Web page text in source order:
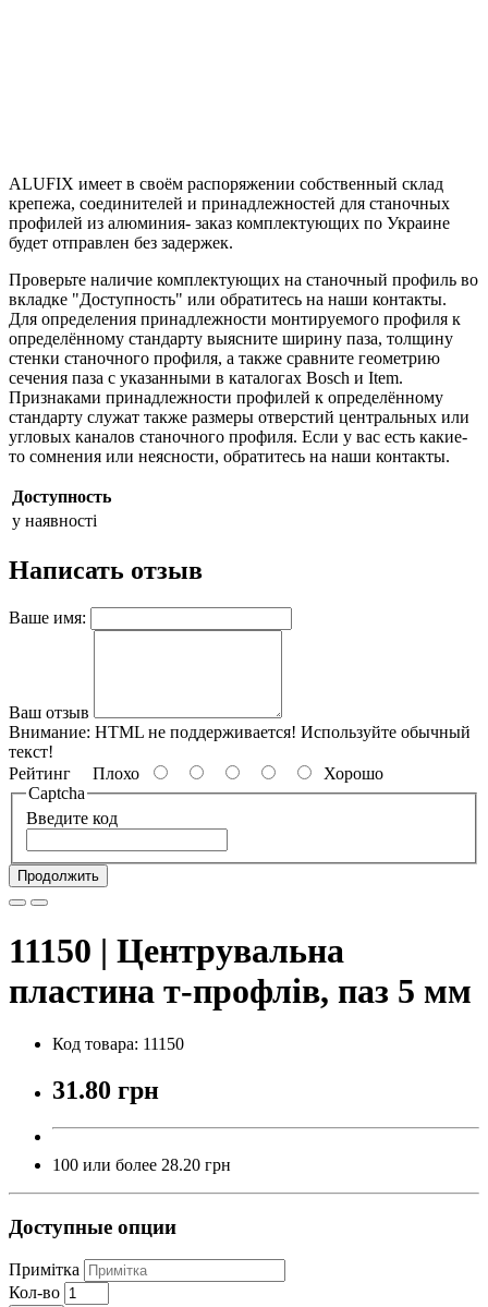
ALUFIX имеет в своём распоряжении собственный склад
крепежа, соединителей и принадлежностей для станочных
профилей из алюминия- заказ комплектующих по Украине
будет отправлен без задержек.
Проверьте наличие комплектующих на станочный профиль во
вкладке "Доступность" или обратитесь на наши контакты.
Для определения принадлежности монтируемого профиля к
определённому стандарту выясните ширину паза, толщину
стенки станочного профиля, а также сравните геометрию
сечения паза с указанными в каталогах Bosch и Item.
Признаками принадлежности профилей к определённому
стандарту служат также размеры отверстий центральных или
угловых каналов станочного профиля. Если у вас есть какие-
то сомнения или неясности, обратитесь на наши контакты.
Доступность
у наявності
Написать отзыв
Ваше имя:
Ваш отзыв
Внимание: HTML не поддерживается! Используйте обычный
текст!
Рейтинг Плохо
Хорошо
Captcha
Введите код
Продолжить
11150 | Центрувальна
пластина т-профлів, паз 5 мм
Код товара: 11150
31.80 грн
100 или более 28.20 грн
Доступные опции
Примітка
Кол-во